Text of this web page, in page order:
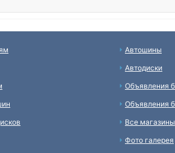
Автошины
Автодиски
Объявления
Объявления
Все магазины
Фото галерея